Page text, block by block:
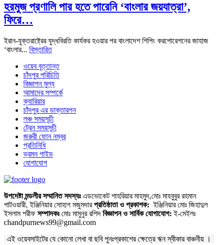
হরমুজ প্রণালি পার হতে পারেনি ‘বাংলার জয়যাত্রা’,
ফিরে…
ইরান-যুক্তরাষ্ট্রের যুদ্ধবিরতি কার্যকর হওয়ার পর বাংলাদেশ শিপিং করপোরেশনের জাহাজ
‘বাংলার... বিস্তারিত
ওয়েব বৃত্তান্ত
চাঁদপুর পরিচিতি
বিজ্ঞাপন মুল্য
আমাদের সম্পর্কে
ক্যারিয়ার
চাঁদপুর এর ডাক্তারগন
লঞ্চ সময়সূচী
ট্রেন সময়সূচী
জরুরী ফোন নম্বর
প্রতিনিধি
ভ্রমন গাইড
যোগাযোগ
উপদেষ্টা মন্ডলীর সম্মানিত সদস্যঃএডভোকেট শাহরিয়ার মাহমুদ,মোঃ মাহবুবুর রহমান
পাটওয়ারী, ইঞ্জিনিয়ার সোহাগ মজুমদারপ্রতিষ্ঠাতা ও প্রকাশক: ইঞ্জিনিয়ার মোঃ জিহাদুল
ইসলাম শরীফ সম্পাদকঃমোঃ মামুনুর রশিদ বিজ্ঞাপন ও সার্বিক যোগাযোগ: ই-মেইলঃ
chandpurnews99@gmail.com
এই ওয়েবসাইটের যে কোনো লেখা বা ছবি পুনঃপ্রকাশের ক্ষেত্রে ঋন স্বীকার বাঞ্চনীয় ।